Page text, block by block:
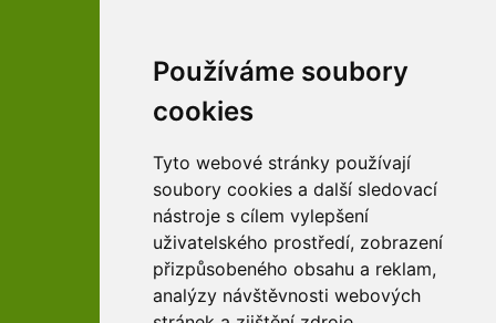
Používáme soubory
cookies
Tyto webové stránky používají
soubory cookies a další sledovací
nástroje s cílem vylepšení
uživatelského prostředí, zobrazení
přizpůsobeného obsahu a reklam,
analýzy návštěvnosti webových
Youtube kanál arboreta